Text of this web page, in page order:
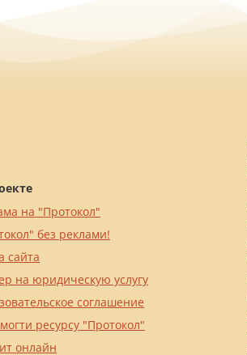
на "Протокол"
без реклами!
сайта
на юридическую услугу
соглашение
ресурсу "Протокол"
онлайн